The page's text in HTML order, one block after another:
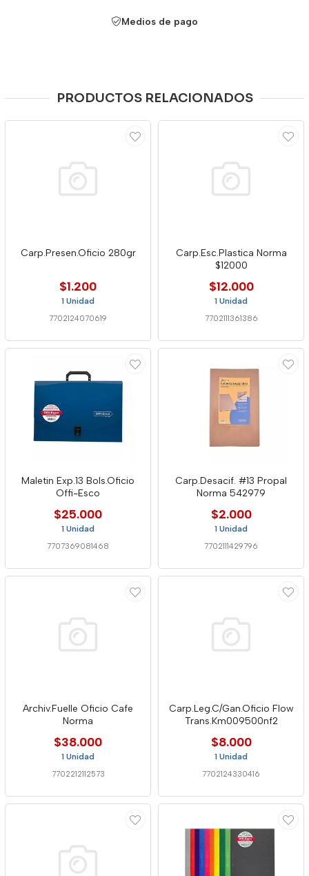
Medios de pago
PRODUCTOS RELACIONADOS
Carp.Presen.Oficio 280gr
$1.200
1 Unidad
7702124070619
Carp.Esc.Plastica Norma
$12000
$12.000
1 Unidad
7702111361386
Maletin Exp.13 Bols.Oficio
Offi-Esco
$25.000
1 Unidad
7707369081468
Carp.Desacif. #13 Propal
Norma 542979
$2.000
1 Unidad
7702111429796
Archiv.Fuelle Oficio Cafe
Norma
$38.000
1 Unidad
7702212112573
Carp.Leg.C/Gan.Oficio Flow
Trans.Km009500nf2
$8.000
1 Unidad
7702124330416